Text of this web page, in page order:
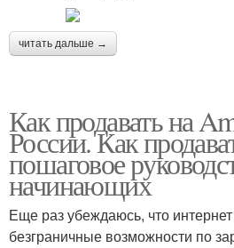
читать дальше →
Как продавать на
России. Как
пошаговое
начинающих
Еще раз убеждаюсь, что
безграничные возможности по